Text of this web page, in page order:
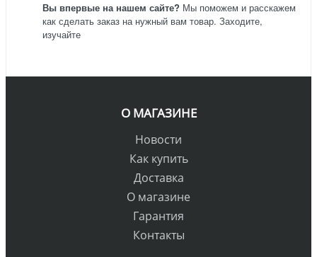
Вы впервые на нашем сайте? Мы поможем и расскажем
как сделать заказ на нужный вам товар. Заходите,
изучайте
О МАГАЗИНЕ
Новости
Как купить
Доставка
О магазине
Гарантия
Контакты